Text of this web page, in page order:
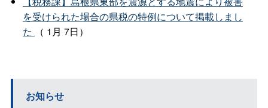
を受けられた場合の県税の特例について掲載しまし
た
（ 1月 7日）
お知らせ